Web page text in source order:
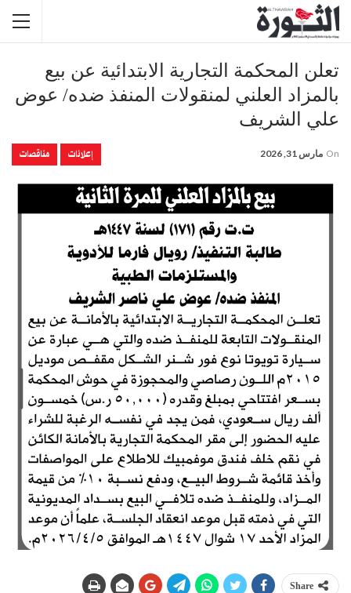
تعلن المحكمة التجارية الابتدائية عن بيع
بالمزاد العلني لمنقولات المنفذ ضده/ عوض
علي الشريف
إعلانات مناقصات On مارس 31, 2026
Share